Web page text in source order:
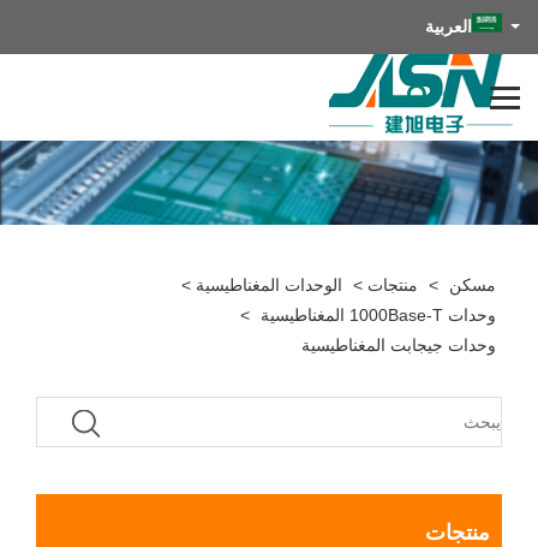
العربية
مسكن > منتجات > الوحدات المغناطيسية >
وحدات 1000Base-T المغناطيسية
>
وحدات جيجابت المغناطيسية
منتجات